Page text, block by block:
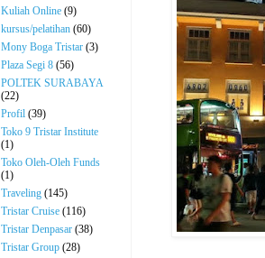
Kuliah Online (9)
kursus/pelatihan (60)
Mony Boga Tristar (3)
Plaza Segi 8 (56)
POLTEK SURABAYA
(22)
Profil (39)
Toko 9 Tristar Institute
(1)
Toko Oleh-Oleh Funds
(1)
Traveling (145)
Tristar Cruise (116)
Tristar Denpasar (38)
Tristar Group (28)